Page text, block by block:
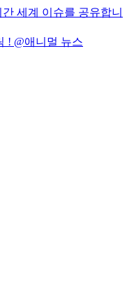
세계 이슈를 공유합니
! @애니멀 뉴스